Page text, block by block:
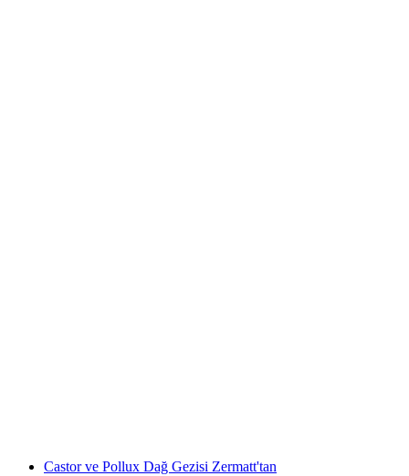
Castor ve Pollux Dağ Gezisi Zermatt'tan